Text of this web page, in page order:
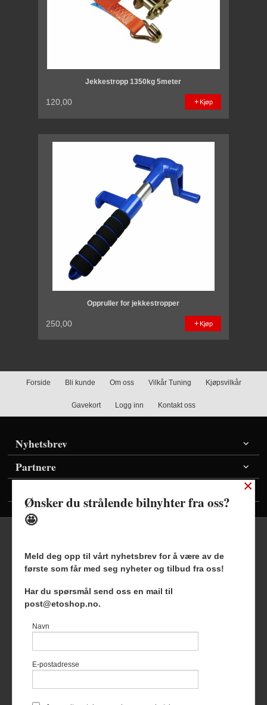
Jekkestropp 1350kg 5meter
120,00 Kjøp
Oppruller for jekkestropper
250,00 Kjøp
Forside Bli kunde Om oss Vilkår Tuning Kjøpsvilkår
Gavekort Logg inn Kontakt oss
Nyhetsbrev
Partnere
Frakt Kjøpsbetingelser Sikkerhet og personvern
Nyhetsbrev Blogg
Foretaksregisteret 927127954
du får en bedre kjøpsopplevelse og
bruker cookies hovedsaklig til å
×
Ønsker du strålende bilnyhter fra oss?
🤩
Meld deg opp til vårt nyhetsbrev for å være av de
første som får med seg nyheter og tilbud fra oss!
Har du spørsmål send oss en mail til
post@etoshop.no.
Navn
E-postadresse